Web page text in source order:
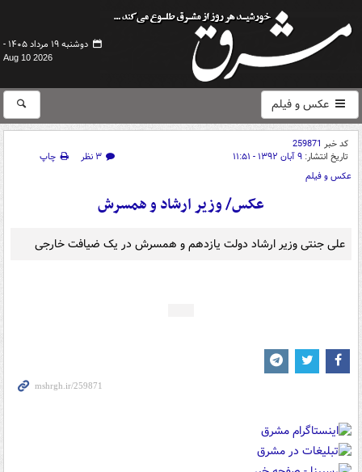
دوشنبه ۱۹ مرداد ۱۴۰۵ -
Aug 10 2026
عکس و فیلم
کد خبر 259871
تاریخ انتشار: ۹ آبان ۱۳۹۲ - ۱۱:۵۱ ۳ نظر
چاپ
عکس و فیلم
عکس/ وزیر ارشاد و همسرش
علی جنتی وزیر ارشاد دولت یازدهم و همسرش در یک ضیافت خارجی